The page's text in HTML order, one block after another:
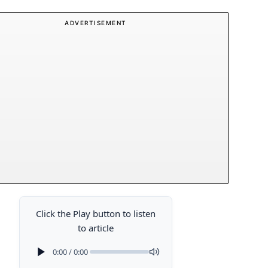
ADVERTISEMENT
Click the Play button to listen
to article
0:00 / 0:00